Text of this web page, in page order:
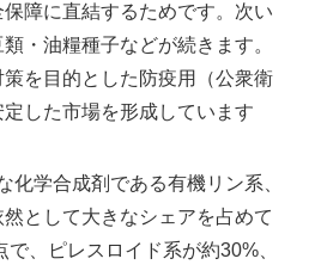
障に直結するためです。次い
・油糧種子などが続きます。
を目的とした防疫用（公衆衛
した市場を形成しています
化学合成剤である有機リン系、
として大きなシェアを占めて
、ピレスロイド系が約30%、